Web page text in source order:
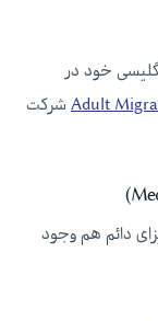
خود در
Adult شرکت
دائم هم وجود